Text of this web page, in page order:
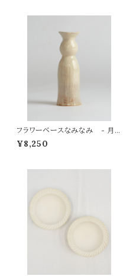
フラワーベースなみなみ - 月と
魚
¥8,250